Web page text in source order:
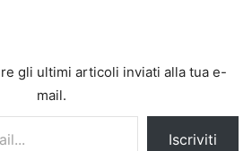
gli ultimi articoli inviati alla tua e-
mail.
Iscriviti